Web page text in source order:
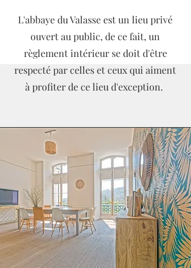
L'abbaye du Valasse est un lieu privé
ouvert au public, de ce fait, un
règlement intérieur se doit d'être
respecté par celles et ceux qui aiment
à profiter de ce lieu d'exception.